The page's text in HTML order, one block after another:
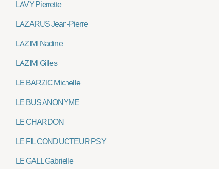
LAVY Pierrette
LAZARUS Jean-Pierre
LAZIMI Nadine
LAZIMI Gilles
LE BARZIC Michelle
LE BUS ANONYME
LE CHARDON
LE FIL CONDUCTEUR PSY
LE GALL Gabrielle